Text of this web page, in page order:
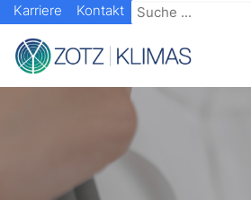
Karriere Kontakt